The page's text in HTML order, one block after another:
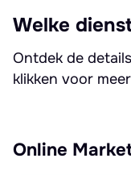
Welke
Ontdek de
klikken voor
Online